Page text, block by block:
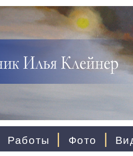
Работы | Фото |